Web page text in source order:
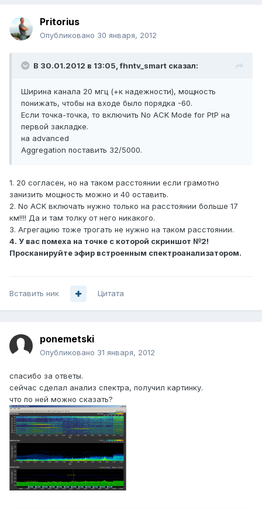
Pritorius
Опубликовано 30 января, 2012
В 30.01.2012 в 13:05, fhntv_smart сказал:
Ширина канала 20 мгц (+к надежности), мощность
понижать, чтобы на входе было порядка -60.
Если точка-точка, то включить No ACK Mode for PtP на
первой закладке.
на advanced
Aggregation поставить 32/5000.
1. 20 согласен, но на таком расстоянии если грамотно
занизить мощность можно и 40 оставить.
2. No ACK включать нужно только на расстоянии больше 17
км!!!! Да и там толку от него никакого.
3. Агрегацию тоже трогать не нужно на таком расстоянии.
4. У вас помеха на точке с которой скриншот №2!
Просканируйте эфир встроенным спектроанализатором.
Вставить ник Цитата
ponemetski
Опубликовано 31 января, 2012
спасибо за ответы.
сейчас сделал анализ спектра, получил картинку.
что по ней можно сказать?